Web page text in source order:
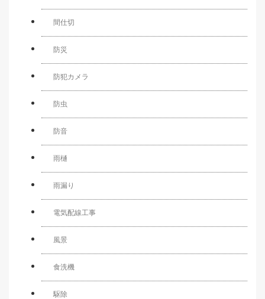
間仕切
防災
防犯カメラ
防虫
防音
雨樋
雨漏り
電気配線工事
風景
食洗機
駆除